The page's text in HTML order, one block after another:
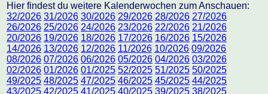
Hier findest du weitere Kalenderwochen zum Anschauen:
32/2026 31/2026 30/2026 29/2026 28/2026 27/2026
26/2026 25/2026 24/2026 23/2026 22/2026 21/2026
20/2026 19/2026 18/2026 17/2026 16/2026 15/2026
14/2026 13/2026 12/2026 11/2026 10/2026 09/2026
08/2026 07/2026 06/2026 05/2026 04/2026 03/2026
02/2026 01/2026 01/2025 52/2025 51/2025 50/2025
49/2025 48/2025 47/2025 46/2025 45/2025 44/2025
43/2025 42/2025 41/2025 40/2025 39/2025 38/2025